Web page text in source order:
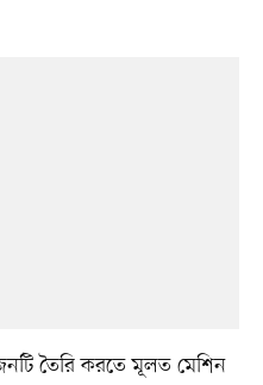
তৈরি করতে মূলত মেশিন